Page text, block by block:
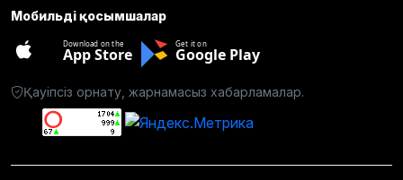
Мобильді қосымшалар
Download on the
App Store
Get it on
Google Play
Қауіпсіз орнату, жарнамасыз хабарламалар.